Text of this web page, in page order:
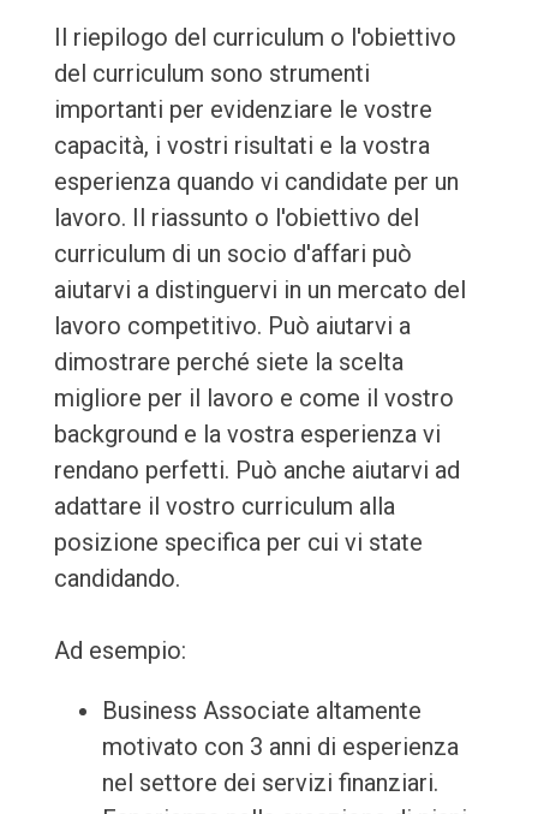
Il riepilogo del curriculum o l'obiettivo
del curriculum sono strumenti
importanti per evidenziare le vostre
capacità, i vostri risultati e la vostra
esperienza quando vi candidate per un
lavoro. Il riassunto o l'obiettivo del
curriculum di un socio d'affari può
aiutarvi a distinguervi in un mercato del
lavoro competitivo. Può aiutarvi a
dimostrare perché siete la scelta
migliore per il lavoro e come il vostro
background e la vostra esperienza vi
rendano perfetti. Può anche aiutarvi ad
adattare il vostro curriculum alla
posizione specifica per cui vi state
candidando.
Ad esempio:
Business Associate altamente
motivato con 3 anni di esperienza
nel settore dei servizi finanziari.